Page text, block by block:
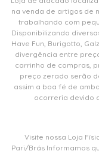
na venda de artigos de
trabalhando com
Disponibilizando
Have Fun, Burigotto,
divergência entre
carrinho de compras,
preço zerado serão
assim a boa fé de
ocorreria devido
Visite nossa Loja
Pari/Brás Informamos